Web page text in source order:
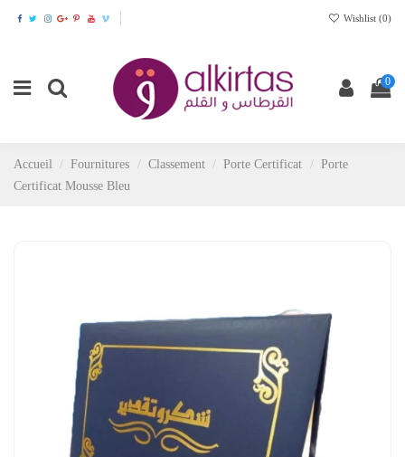
Wishlist (0)
0
Accueil Fournitures Classement Porte Certificat
Porte
Certificat Mousse Bleu